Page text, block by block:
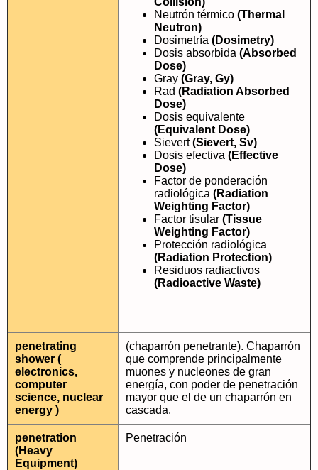
Neutrón térmico (Thermal
Neutron)
Dosimetría (Dosimetry)
Dosis absorbida (Absorbed
Dose)
Gray (Gray, Gy)
Rad (Radiation Absorbed
Dose)
Dosis equivalente
(Equivalent Dose)
Sievert(Sievert, Sv)
Dosis efectiva (Effective
Dose)
Factor de ponderación
radiológica (Radiation
Weighting Factor)
Factor tisular (Tissue
Weighting Factor)
Protección radiológica
(Radiation Protection)
Residuos radiactivos
(Radioactive Waste)
penetrating
shower (
electronics,
computer
science, nuclear
energy )
(chaparrón penetrante). Chaparrón
que comprende principalmente
muones y nucleones de gran
energía, con poder de penetración
mayor que el de un chaparrón en
cascada.
penetration
(Heavy
Equipment)
Penetración